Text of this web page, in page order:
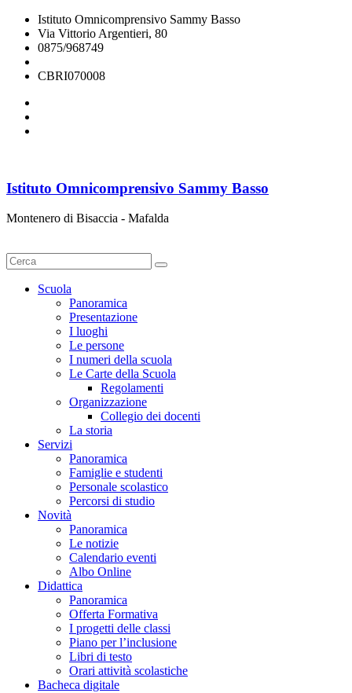
Istituto Omnicomprensivo Sammy Basso
Via Vittorio Argentieri, 80
0875/968749
CBRI070008
Istituto Omnicomprensivo Sammy Basso
Montenero di Bisaccia - Mafalda
Scuola
Panoramica
Presentazione
I luoghi
Le persone
I numeri della scuola
Le Carte della Scuola
Regolamenti
Organizzazione
Collegio dei docenti
La storia
Servizi
Panoramica
Famiglie e studenti
Personale scolastico
Percorsi di studio
Novità
Panoramica
Le notizie
Calendario eventi
Albo Online
Didattica
Panoramica
Offerta Formativa
I progetti delle classi
Piano per l’inclusione
Libri di testo
Orari attività scolastiche
Bacheca digitale